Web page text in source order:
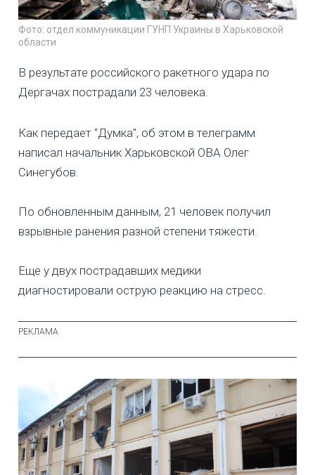
Фото: отдел коммуникации ГУНП Украины в Харьковской
области
В результате российского ракетного удара по
Дергачах пострадали 23 человека.
Как передает "Думка", об этом в телеграмм
написал начальник Харьковской ОВА Олег
Синегубов.
По обновленным данным, 21 человек получил
взрывные ранения разной степени тяжести.
Еще у двух пострадавших медики
диагностировали острую реакцию на стресс.